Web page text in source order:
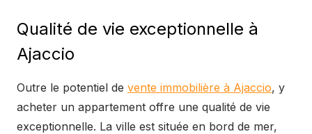
Qualité de vie exceptionnelle à
Ajaccio
Outre le potentiel de vente immobilière à Ajaccio, y
acheter un appartement offre une qualité de vie
exceptionnelle. La ville est située en bord de mer,